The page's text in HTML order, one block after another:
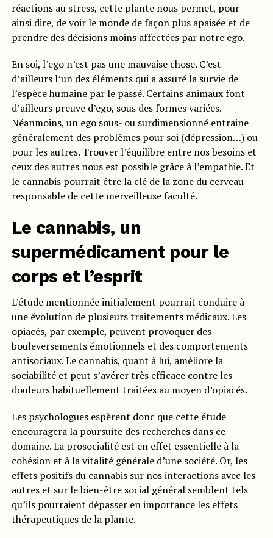
réactions au stress, cette plante nous permet, pour
ainsi dire, de voir le monde de façon plus apaisée et de
prendre des décisions moins affectées par notre ego.
En soi, l’ego n’est pas une mauvaise chose. C’est
d’ailleurs l’un des éléments qui a assuré la survie de
l’espèce humaine par le passé. Certains animaux font
d’ailleurs preuve d’ego, sous des formes variées.
Néanmoins, un ego sous- ou surdimensionné entraine
généralement des problèmes pour soi (dépression…) ou
pour les autres. Trouver l’équilibre entre nos besoins et
ceux des autres nous est possible grâce à l’empathie. Et
le cannabis pourrait être la clé de la zone du cerveau
responsable de cette merveilleuse faculté.
Le cannabis, un
supermédicament pour le
corps et l’esprit
L’étude mentionnée initialement pourrait conduire à
une évolution de plusieurs traitements médicaux. Les
opiacés, par exemple, peuvent provoquer des
bouleversements émotionnels et des comportements
antisociaux. Le cannabis, quant à lui, améliore la
sociabilité et peut s’avérer très efficace contre les
douleurs habituellement traitées au moyen d’opiacés.
Les psychologues espèrent donc que cette étude
encouragera la poursuite des recherches dans ce
domaine. La prosocialité est en effet essentielle à la
cohésion et à la vitalité générale d’une société. Or, les
effets positifs du cannabis sur nos interactions avec les
autres et sur le bien-être social général semblent tels
qu’ils pourraient dépasser en importance les effets
thérapeutiques de la plante.